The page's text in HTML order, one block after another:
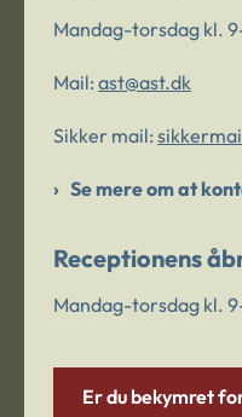
Mandag-torsdag kl.
Mail: ast@ast.dk
Sikker mail:
Se mere om at
Receptionens
Mandag-torsdag kl.
Er du bekymret